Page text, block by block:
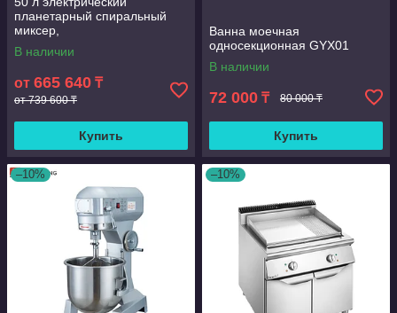
планетарный спиральный
миксер,
многофункциональный
миксер для теста и еды для
В наличии
от 665 640 ₸
от 739 600 ₸
Купить
Ванна моечная
односекционная GYX01
В наличии
72 000 ₸ 80 000 ₸
Купить
–10% –10%